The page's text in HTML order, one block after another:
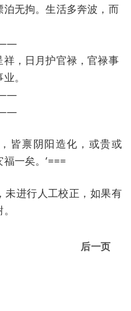
无拘。生活多奔波，而
，日月护官禄，官禄事
。
皆禀阴阳造化，或贵或
一矣。’===
未进行人工校正，如果有
后一页